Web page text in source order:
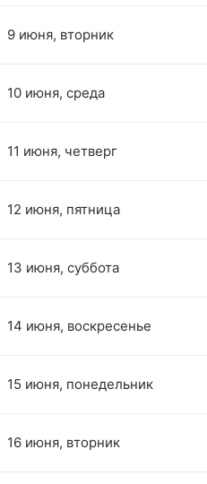
9 июня, вторник
10 июня, среда
11 июня, четверг
12 июня, пятница
13 июня, суббота
14 июня, воскресенье
15 июня, понедельник
16 июня, вторник